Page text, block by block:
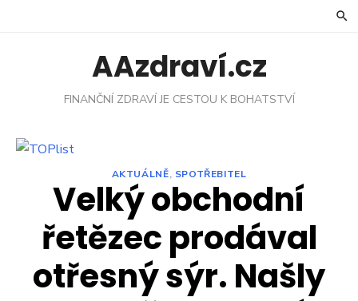
AAzdraví.cz
FINANČNÍ ZDRAVÍ JE CESTOU K BOHATSTVÍ
AKTUÁLNĚ, SPOTŘEBITEL
Velký obchodní
řetězec prodával
otřesný sýr. Našly